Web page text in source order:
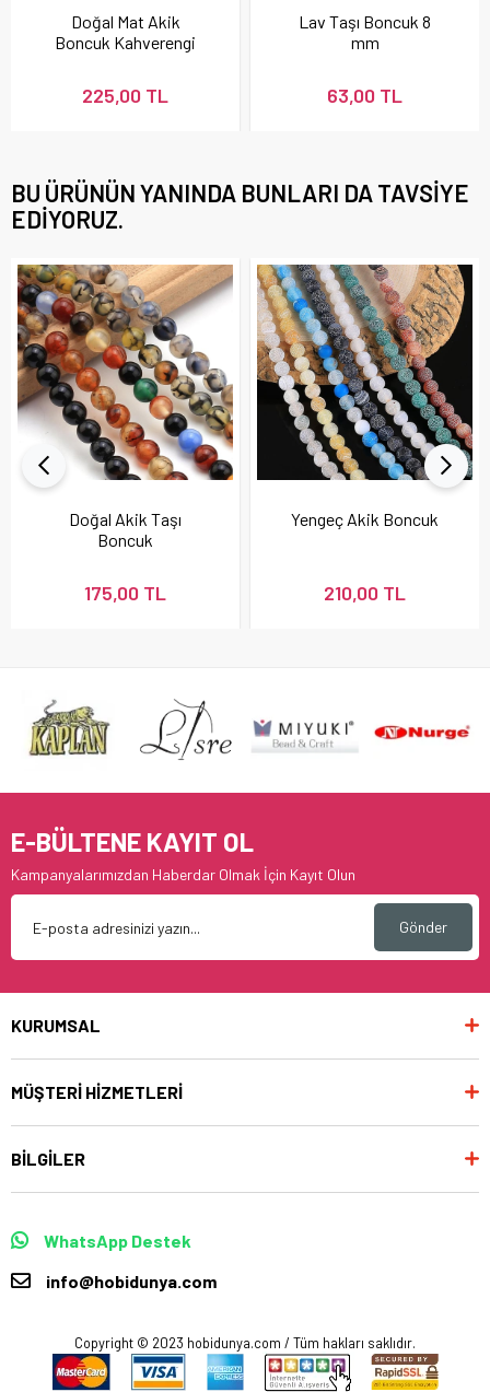
Doğal Mat Akik
Boncuk Kahverengi
225,00 TL
Lav Taşı Boncuk 8
mm
63,00 TL
BU ÜRÜNÜN YANINDA BUNLARI DA TAVSIYE
EDIYORUZ.
Doğal Akik Taşı
Boncuk
175,00 TL
Yengeç Akik Boncuk
210,00 TL
E-BÜLTENE KAYIT OL
Kampanyalarımızdan Haberdar Olmak İçin Kayıt Olun
Gönder
KURUMSAL
MÜŞTERİ HİZMETLERİ
BİLGİLER
WhatsApp Destek
info@hobidunya.com
Copyright © 2023 hobidunya.com / Tüm hakları saklıdır.